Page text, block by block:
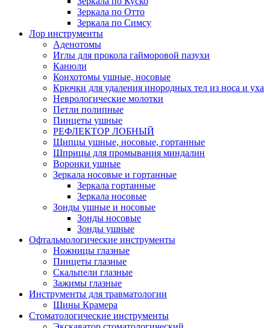
Зеркала по Отто
Зеркала по Симсу
Лор инструменты
Аденотомы
Иглы для прокола гайморовой пазухи
Канюли
Конхотомы ушные, носовые
Крючки для удаления инородных тел из носа и уха
Неврологические молотки
Петли полипные
Пинцеты ушные
РЕФЛЕКТОР ЛОБНЫЙ
Щипцы ушные, носовые, гортанные
Шприцы для промывания миндалин
Воронки ушные
Зеркала носовые и гортанные
Зеркала гортанные
Зеркала носовые
Зонды ушные и носовые
Зонды носовые
Зонды ушные
Офтальмологические инструменты
Ножницы глазные
Пинцеты глазные
Скальпели глазные
Зажимы глазные
Инструменты для травматологии
Шины Крамера
Стоматологические инструменты